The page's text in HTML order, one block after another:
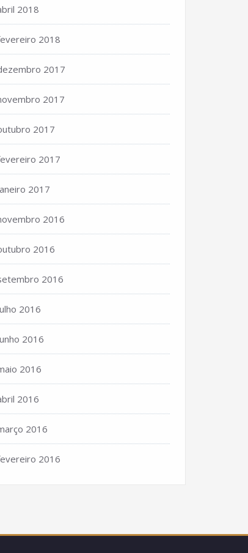
2018
2018
2017
2017
2017
2017
2017
2016
2016
2016
2016
2016
2016
2016
2016
2016